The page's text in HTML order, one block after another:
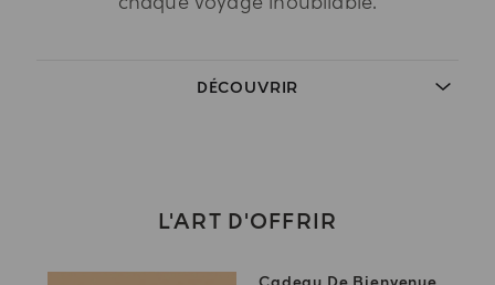
DÉCOUVRIR
L'ART D'OFFRIR